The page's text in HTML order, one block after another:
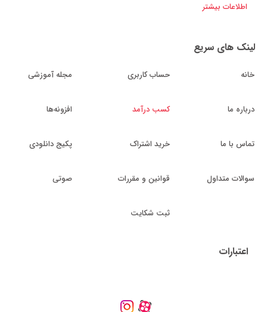
اطلاعات بیشتر
لینک های سریع
خانه
درباره ما
تماس با ما
سوالات متداول
حساب کاربری
کسب درآمد
خرید اشتراک
قوانین و مقررات
ثبت شکایت
مجله آموزشی
افزونه‌ها
پکیج دانلودی
صوتی
اعتبارات